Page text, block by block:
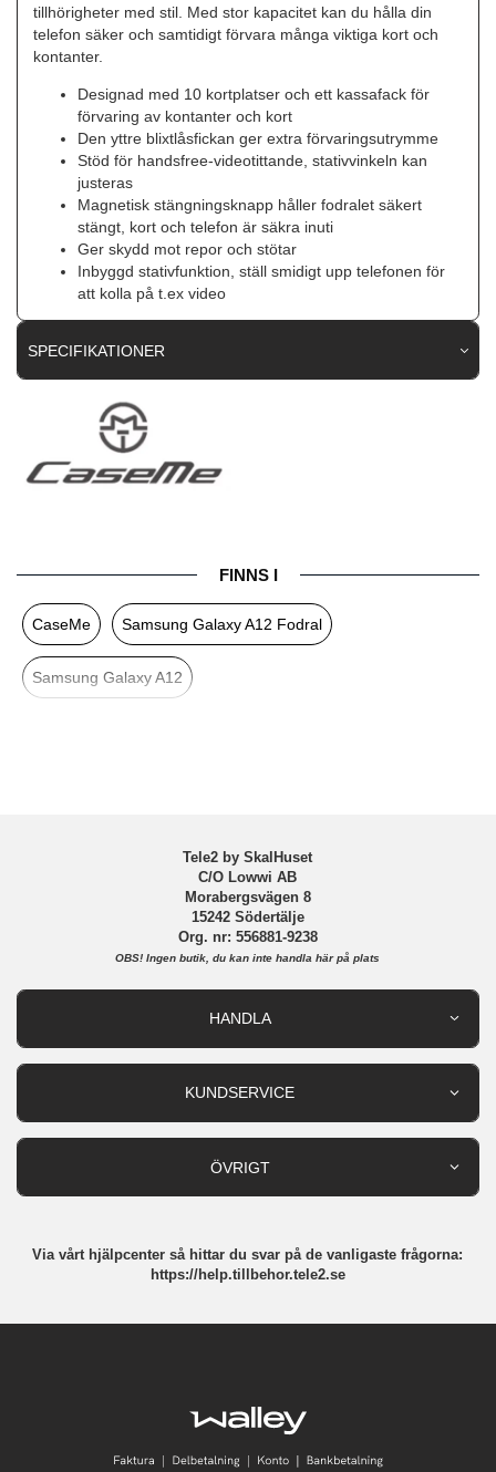
tillhörigheter med stil. Med stor kapacitet kan du hålla din
telefon säker och samtidigt förvara många viktiga kort och
kontanter.
Designad med 10 kortplatser och ett kassafack för
förvaring av kontanter och kort
Den yttre blixtlåsfickan ger extra förvaringsutrymme
Stöd för handsfree-videotittande, stativvinkeln kan
justeras
Magnetisk stängningsknapp håller fodralet säkert
stängt, kort och telefon är säkra inuti
Ger skydd mot repor och stötar
Inbyggd stativfunktion, ställ smidigt upp telefonen för
att kolla på t.ex video
SPECIFIKATIONER
Artikelnummer
Passar till
Produkttyp
Varumärke
FINNS I
CaseMe Samsung Galaxy A12 Fodral
Samsung Galaxy A12
Tele2 by SkalHuset
C/O Lowwi AB
Morabergsvägen 8
15242 Södertälje
Org. nr: 556881-9238
OBS! Ingen butik, du kan inte handla här på plats
HANDLA
KUNDSERVICE
ÖVRIGT
Integritetspolicy
Via vårt hjälpcenter så hittar du svar på de vanligaste frågorna:
https://help.tillbehor.tele2.se